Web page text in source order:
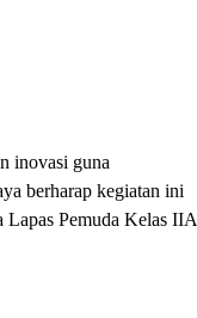
inovasi guna
berharap kegiatan ini
Lapas Pemuda Kelas IIA